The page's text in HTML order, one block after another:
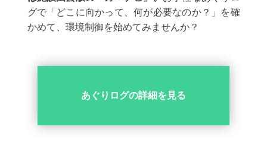
グで「どこに向かって、何が必要なのか？」を確
かめて、環境制御を始めてみませんか？
あぐりログの詳細を見る